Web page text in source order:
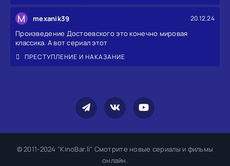
M mexanik39 20.12.24
Произведение Достоевского это конечно мировая
классика. А вот сериал этот
ПРЕСТУПЛЕНИЕ И НАКАЗАНИЕ
© 2011-2024 "KinoBar.li" Смотрите новые сериалы и фильмы
онлайн.